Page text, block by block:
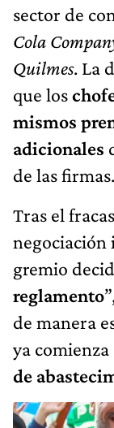
sector de
Cola
Quilmes. La
que los
mismos
adicionales
de las firmas.
Tras el
negociación
gremio
reglamento
de manera
ya
de